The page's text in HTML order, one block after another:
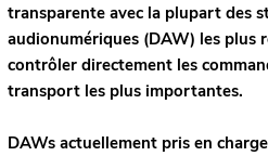
transparente avec la plupart des
audionumériques (DAW) les plus
contrôler directement les
transport les plus importantes.
DAWs actuellement pris en